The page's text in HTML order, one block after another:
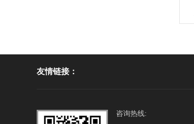
友情链接：
咨询热线: